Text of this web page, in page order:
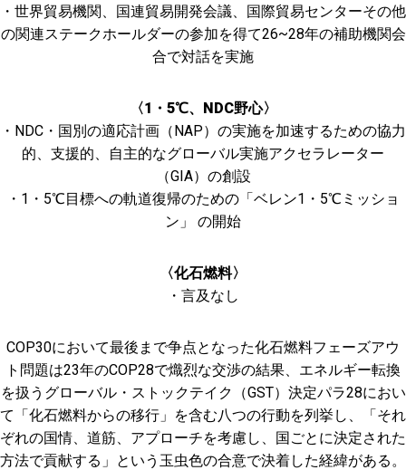
・世界貿易機関、国連貿易開発会議、国際貿易センターその他
の関連ステークホールダーの参加を得て26~28年の補助機関会
合で対話を実施
〈1・5℃、NDC野心〉
・NDC・国別の適応計画（NAP）の実施を加速するための協力
的、支援的、自主的なグローバル実施アクセラレーター
（GIA）の創設
・1・5℃目標への軌道復帰のための「ベレン1・5℃ミッショ
ン」 の開始
〈化石燃料〉
・言及なし
COP30において最後まで争点となった化石燃料フェーズアウ
ト問題は23年のCOP28で熾烈な交渉の結果、エネルギー転換
を扱うグローバル・ストックテイク（GST）決定パラ28におい
て「化石燃料からの移行」を含む八つの行動を列挙し、「それ
ぞれの国情、道筋、アプローチを考慮し、国ごとに決定された
方法で貢献する」という玉虫色の合意で決着した経緯がある。